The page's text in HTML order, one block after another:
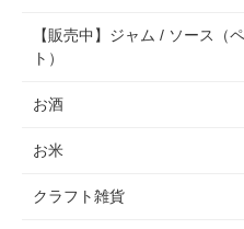
【販売中】ジャム / ソース（
ト）
お酒
お米
クラフト雑貨